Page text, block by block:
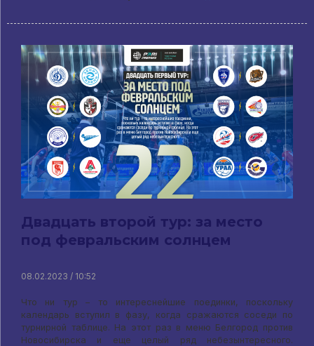
Двадцать второй тур: за место
под февральским солнцем
08.02.2023 / 10:52
Что ни тур – то интереснейшие поединки, поскольку
календарь вступил в фазу, когда сражаются соседи по
турнирной таблице. На этот раз в меню Белгород против
Новосибирска и еще целый ряд небезынтересного.